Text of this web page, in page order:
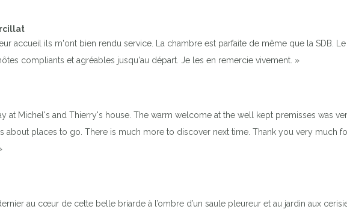
accueil ils m'ont bien rendu service. La chambre est parfaite de même que la SDB.
compliants et agréables jusqu'au départ. Je les en remercie vivement. »
at Michel's and Thierry's house. The warm welcome at the well kept premisses was
about places to go. There is much more to discover next time. Thank you very much
au cœur de cette belle briarde à l’ombre d’un saule pleureur et au jardin aux